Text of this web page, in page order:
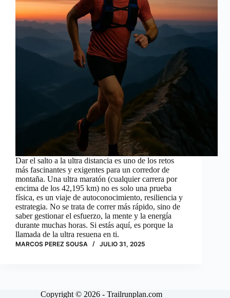
Dar el salto a la ultra distancia es uno de los retos
más fascinantes y exigentes para un corredor de
montaña. Una ultra maratón (cualquier carrera por
encima de los 42,195 km) no es solo una prueba
física, es un viaje de autoconocimiento, resiliencia y
estrategia. No se trata de correr más rápido, sino de
saber gestionar el esfuerzo, la mente y la energía
durante muchas horas. Si estás aquí, es porque la
llamada de la ultra resuena en ti.
MARCOS PEREZ SOUSA JULIO 31, 2025
Copyright © 2026 - Trailrunplan.com